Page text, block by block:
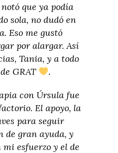
que ya podía
sola, no dudó en
Eso me gustó
por alargar. Así
Tania, y a todo
GRAT
.
con Úrsula fue
El apoyo, la
para seguir
de gran ayuda, y
esfuerzo y el de